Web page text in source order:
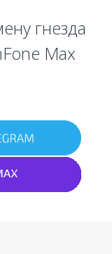
гнезда
Max